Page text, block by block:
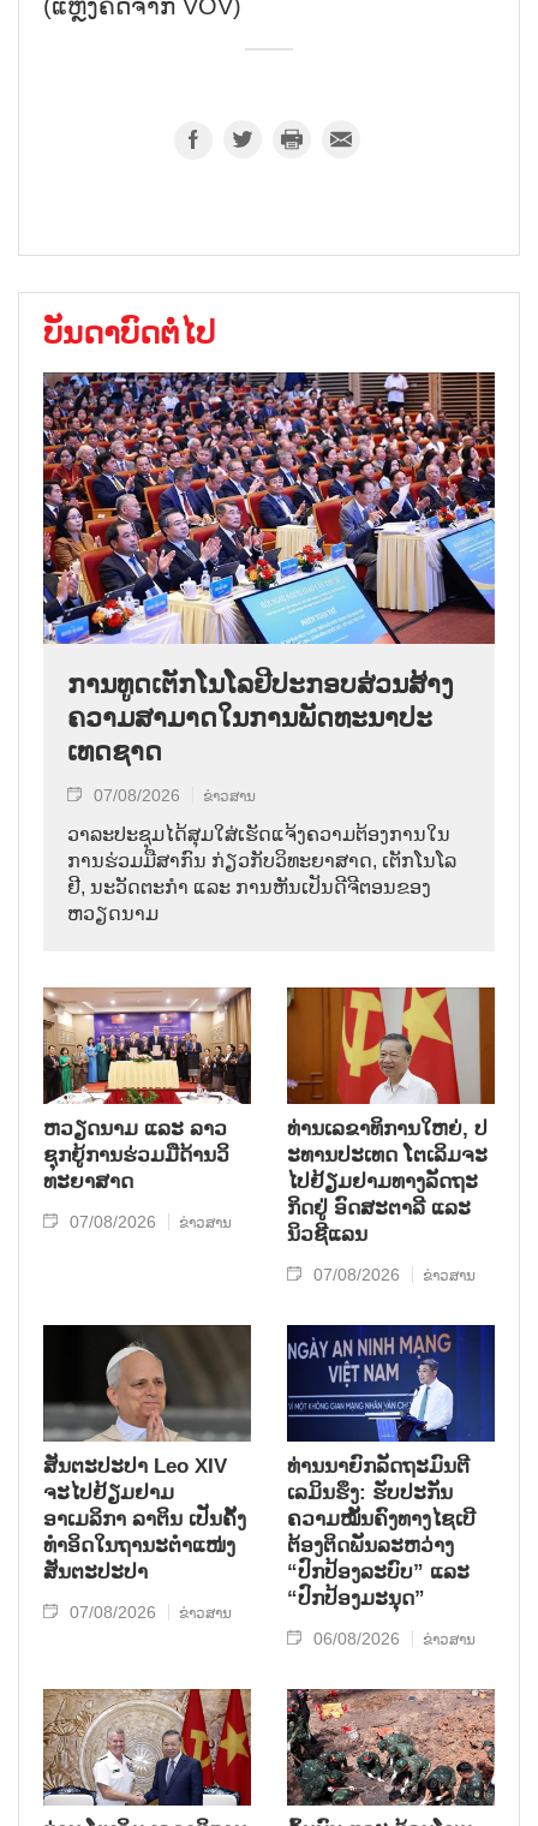
(ແຫຼ່ງຄັດຈາກ VOV)
ບັນດາບົດຕໍ່ໄປ
ການ​ທູດ​ເຕັກ​ໂນ​ໂລ​ຢີ​ປະ​ກອບ​ສ່ວນ​ສ້າງ​
ຄວາມ​ສາ​ມາດ​ໃນ​ການ​ພັດ​ທະ​ນາ​ປະ​
ເທດ​ຊາດ
07/08/2026 ຂ່າວສານ
ວາ​ລະ​ປະ​ຊຸມ​ໄດ້​ສຸມ​ໃສ່​ເຮັດ​ແຈ້ງ​ຄວາມ​ຕ້ອງ​ການ​ໃນ​
ການ​ຮ່ວມ​ມື​ສາ​ກົນ ກ່ຽວ​ກັບ​ວິ​ທະ​ຍາ​ສາດ, ເຕັກ​ໂນ​ໂລ​
ຢີ, ນະ​ວັດ​ຕະ​ກຳ ແລະ ການ​ຫັນ​ເປັນ​ດີ​ຈີ​ຕອນ​ຂອງ
ຫວຽດ​ນາມ
ຫວຽດ​ນາມ ແລະ ລາວ​
ຊຸກ​ຍູ້​ການ​ຮ່ວມ​ມື​ດ້ານວ​ິ​
ທະ​ຍາ​ສາດ
07/08/2026 ຂ່າວສານ
ທ່ານ​ເລ​ຂາ​ທິ​ການ​ໃຫຍ່, ປ​
ະ​ທານ​ປະ​ເທດ ໂຕ​ເລິມ​ຈະ​
ໄປ​ຢ້ຽມ​ຢາມ​ທາງ​ລັດ​ຖະ​
ກິດ​ຢູ່ ອົດ​ສະ​ຕາ​ລີ ແລະ
ນິວ​ຊີ​ແລນ
07/08/2026 ຂ່າວສານ
ສັນຕະປະປາ Leo XIV
ຈະໄປຢ້ຽມຢາມ
ອາເມລິກາ ລາຕິນ ເປັນຄັ້ງ
ທຳອິດໃນຖານະຕຳແໜ່ງ
ສັນຕະປະປາ
07/08/2026 ຂ່າວສານ
ທ່ານນາຍົກລັດຖະມົນຕີ
ເລມິນຮຶງ: ຮັບປະກັນ
ຄວາມໝັ້ນຄົງທາງໄຊເບີ
ຕ້ອງຕິດພັນລະຫວ່າງ
“ປົກປ້ອງລະບົບ” ແລະ
“ປົກປ້ອງມະນຸດ”
06/08/2026 ຂ່າວສານ